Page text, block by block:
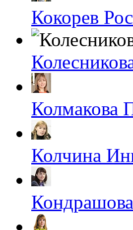
Кокорев
Колмакова
Колчина